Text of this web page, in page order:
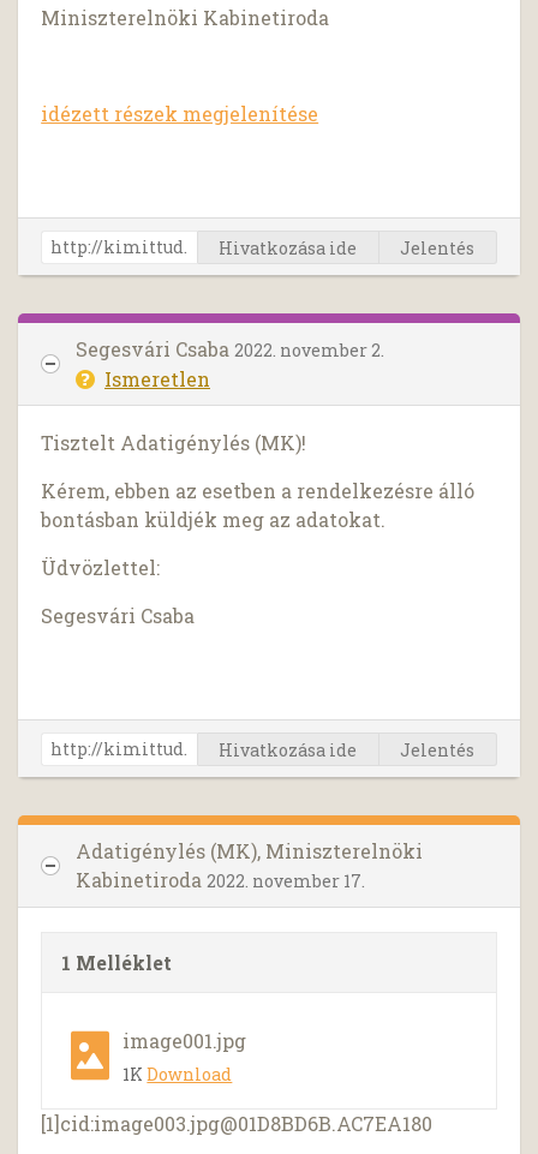
Miniszterelnöki Kabinetiroda
idézett részek megjelenítése
Hivatkozása ide Jelentés
Segesvári Csaba 2022. november 2.
Ismeretlen
Tisztelt Adatigénylés (MK)!
Kérem, ebben az esetben a rendelkezésre álló
bontásban küldjék meg az adatokat.
Üdvözlettel:
Segesvári Csaba
Hivatkozása ide Jelentés
Adatigénylés (MK), Miniszterelnöki
Kabinetiroda 2022. november 17.
1 Melléklet
image001.jpg
1KDownload
[1]cid:image003.jpg@01D8BD6B.AC7EA180